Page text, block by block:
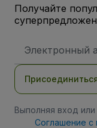
Получайте
электронной
Выполняя вход
Соглашение с